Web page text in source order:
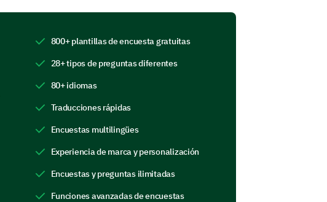
800+ plantillas de encuesta gratuitas
28+ tipos de preguntas diferentes
80+ idiomas
Traducciones rápidas
Encuestas multilingües
Experiencia de marca y personalización
Encuestas y preguntas ilimitadas
Funciones avanzadas de encuestas